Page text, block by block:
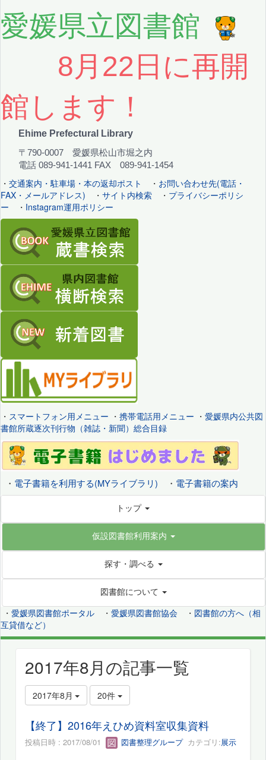
愛媛県立図書館
8月22日に再開
館します！
Ehime Prefectural Library
〒790-0007 愛媛県松山市堀之内
電話 089-941-1441 FAX 089-941-1454
・ 交通案内・駐車場・本の返却ポスト ・ お問い合わせ先(電話・
FAX・メールアドレス) ・ サイト内検索 ・ プライバシーポリシ
ー ・ Instagram運用ポリシー
・ スマートフォン用メニュー ・ 携帯電話用メニュー ・ 愛媛県内公共図
書館所蔵逐次刊行物（雑誌・新聞）総合目録
・ 電子書籍を利用する(MYライブラリ) ・ 電子書籍の案内
トップ
仮設図書館利用案内
探す・調べる
図書館について
・ 愛媛県図書館ポータル ・ 愛媛県図書館協会 ・ 図書館の方へ（相
互貸借など）
2017年8月の記事一覧
2017年8月 20件
【終了】2016年えひめ資料室収集資料
投稿日時 : 2017/08/01 図書整理グループカテゴリ:展示